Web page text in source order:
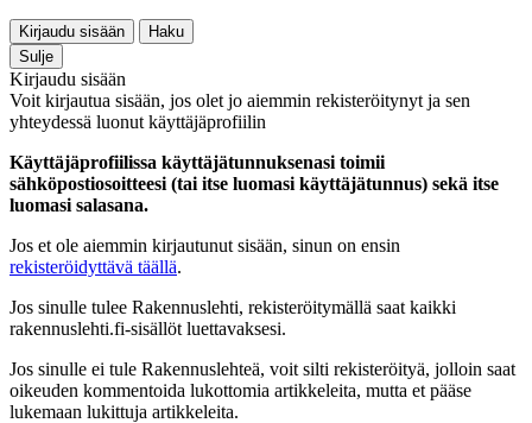
Kirjaudu sisään
Haku
Sulje
Kirjaudu sisään
Voit kirjautua sisään, jos olet jo aiemmin rekisteröitynyt ja sen
yhteydessä luonut käyttäjäprofiilin
Käyttäjäprofiilissa käyttäjätunnuksenasi toimii
sähköpostiosoitteesi (tai itse luomasi käyttäjätunnus) sekä itse
luomasi salasana.
Jos et ole aiemmin kirjautunut sisään, sinun on ensin
rekisteröidyttävä täällä.
Jos sinulle tulee Rakennuslehti, rekisteröitymällä saat kaikki
rakennuslehti.fi-sisällöt luettavaksesi.
Jos sinulle ei tule Rakennuslehteä, voit silti rekisteröityä, jolloin saat
oikeuden kommentoida lukottomia artikkeleita, mutta et pääse
lukemaan lukittuja artikkeleita.